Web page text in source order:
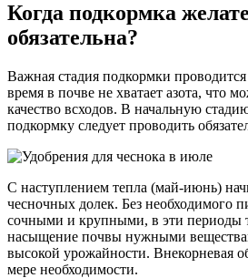
Когда подкормка
обязательна?
Важная стадия подкормки
время в почве не хватает азота, что
качество всходов. В начальную
подкормку следует проводить
С наступлением тепла (май-июнь)
чесночных долек. Без необходимого
сочными и крупными, в эти периоды
насыщение почвы нужными
высокой урожайности. Внекорневая
мере необходимости.